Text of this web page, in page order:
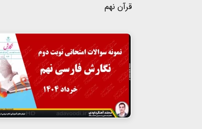
قرآن نهم